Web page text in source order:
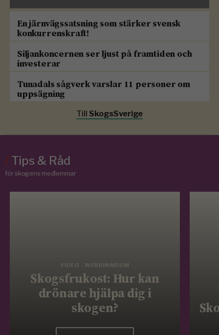
En järnvägssatsning som stärker svensk
konkurrenskraft!
Siljankoncernen ser ljust på framtiden och
investerar
Tunadals sågverk varslar 11 personer om
uppsägning
Till SkogsSverige
/Tips & Råd
för skogens medlemmar
VIDEO - WEBBINARIUM
Skogsfrukost: Hur kan
drönare hjälpa dig i
skogen?